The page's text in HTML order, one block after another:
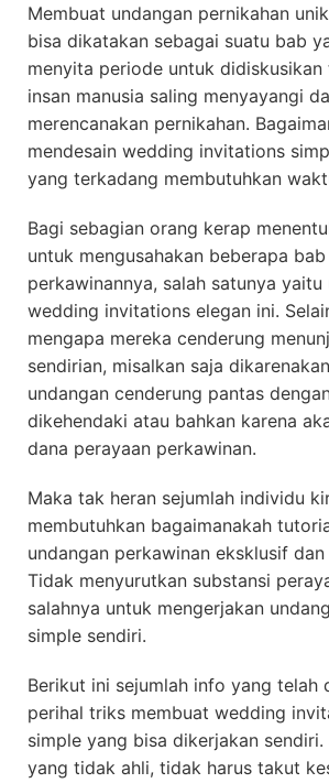
Membuat undangan pernikahan
bisa dikatakan sebagai suatu bab
menyita periode untuk didiskusikan
insan manusia saling menyayangi
merencanakan pernikahan.
mendesain wedding invitations
yang terkadang membutuhkan
Bagi sebagian orang kerap
untuk mengusahakan beberapa
perkawinannya, salah satunya yaitu
wedding invitations elegan ini.
mengapa mereka cenderung
sendirian, misalkan saja
undangan cenderung pantas
dikehendaki atau bahkan karena
dana perayaan perkawinan.
Maka tak heran sejumlah individu
membutuhkan bagaimanakah
undangan perkawinan eksklusif
Tidak menyurutkan substansi
salahnya untuk mengerjakan
simple sendiri.
Berikut ini sejumlah info yang telah
perihal triks membuat wedding
simple yang bisa dikerjakan
yang tidak ahli, tidak harus takut